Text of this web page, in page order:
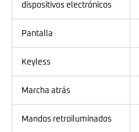
dispositivos electrónicos
Pantalla
Keyless
Marcha atrás
Mandos retroiluminados